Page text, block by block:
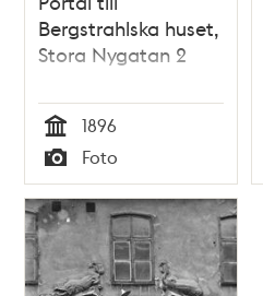
Bergstrahlska huset,
Stora Nygatan 2
Tid
1896
Typ
Foto